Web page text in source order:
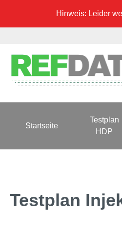
Hinweis: Leider
Startseite
Testplan
HDP
Testplan